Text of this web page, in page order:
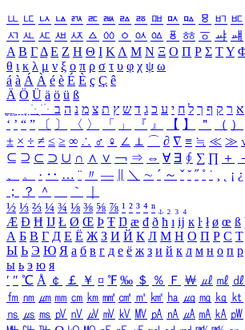
ㅥ ㅦ ㅧ ㅨ ㅩ ㅪ ㅫ ㅬ ㅭ ㅮ ㅯ ㅰ ㅱ ㅲ ㅳ
ㅺ ㅻ ㅼ ㅽ ㅾ ㅿ ㆀ ㆁ ㆂ ㆃ ㆄ ㆅ ㆆ ㆇ ㆈ
Α Β ΓΔ Ε Ζ Η Θ Ι ΚΛ Μ Ν Ξ Ο Π Ρ Σ ΤΥ
θ ι κ λ μ ν ξ ο π ρ σ τ υ φ χ ψ ω
á à Á À é è É È ç Ç ê
Ä Ö Ü ä ö ü ß
ִֶֹ ֻּ ׁׂ א ר ק ף ך ל ח י ע כ ג ד ש ץ ת צ מ נ ה ב
‘ ’ “ ” 〔 〕 〈 〉 「 」 『 』 【 】 ＂ （ ）
± × ÷ ≠ ≤ ≥ ∞ ∴ ♂ ♀ ∠ ⊥ ⌒ ∂ ∇ ≡ ≒ ≪ ≫
⊆ ⊇ ⊂ ⊃ ∪ ∩ ∧ ∨ ￢ ⇒ ⇔ ∀ ∃ ∮ ∑ ∏ ＋
、
。 · ‥ … ¨ 〃 ― ＼ ∼ ´ ～ ˇ ˘ ˝ ˚ ˙ ¸ ¡ ¿
；
？ ＾ ｀
½ ⅓ ⅔ ¼ ¾ ⅛ ⅜ ⅝ ⅞ ¹ ² ³ ⁴ ⁿ ₁ ₂ ₃ ₄
Æ Ð Ħ Ĳ Ł Ø Œ Þ Ŧ Ŋ æ đ ð ħ ı ĳ ĸ ŀ ł ø œ ß
А Б В Г Д Е Ё Ж З И Й К Л М Н О П Р С Т
Ы Ь Э Ю Я а б в г д е ё ж з и й к л м н о п р
ы ь э ю я
′ ″ ℃ Å ￠ ￡ ￥ ¤ ℉ ‰ ＄ ％ Ｆ ￦ ㎕ ㎖ ㎗
㎙ ㎚ ㎛ ㎜ ㎝ ㎞ ㎟ ㎠ ㎡ ㎢ ㏊ ㎍ ㎎ ㎏ ㏏
㎱ ㎲ ㎳ ㎴ ㎵ ㎶ ㎷ ㎸ ㎹ ㎀ ㎁ ㎂ ㎃ ㎄ ㎺